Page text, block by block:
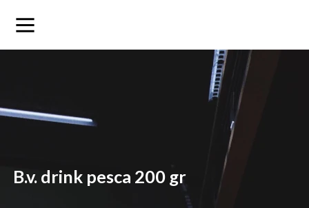
b.v. drink pesca 200 gr